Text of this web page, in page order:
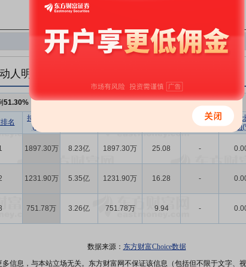
人明细
51.30% ，持股数量3880.98万
名
持股数量
(股)
持股数量
变动(股)
持股
变动
1897.30万 8.23亿 1897.30万 25.08 -
1231.90万 5.35亿 1231.90万 16.28 -
751.78万 3.26亿 751.78万 9.94 -
数据来源： 东方财富Choice数据
信息，与本站立场无关。东方财富网不保证该信息（包括但不限于文字、